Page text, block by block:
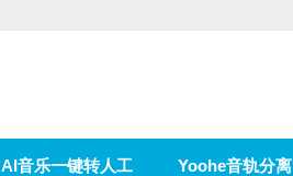
AI音乐一键转人工 Yoohe音轨分离